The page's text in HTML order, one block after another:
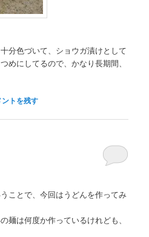
分色づいて、ショウガ漬けとして
めにしてるので、かなり長期間、
ントを残す
ことで、今回はうどんを作ってみ
麺は何度か作っているけれども、